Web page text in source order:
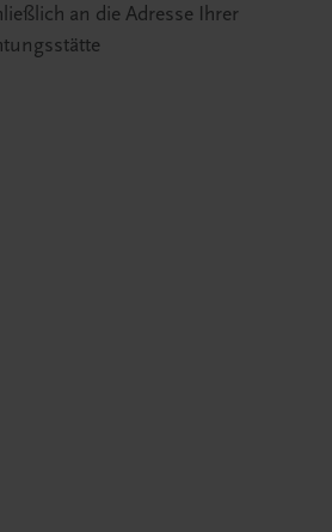
an die Adresse Ihrer